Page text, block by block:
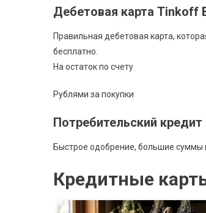
Дебетовая карта Tinkoff
Правильная дебетовая карта,
бесплатно.
На остаток по счету
Рублями за покупки
Потребительский кредит
Быстрое одобрение, большие суммы
Кредитные